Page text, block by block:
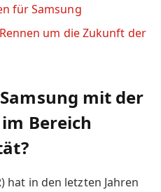
für Samsung
um die Zukunft der
mit der
Bereich
hat in den letzten Jahren